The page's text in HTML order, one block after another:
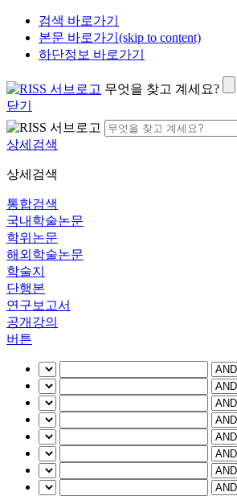
검색 바로가기
본문 바로가기(skip to content)
하단정보 바로가기
무엇을 찾고 계세요?
닫기
상세검색
상세검색
통합검색
국내학술논문
학위논문
해외학술논문
학술지
단행본
연구보고서
공개강의
버튼